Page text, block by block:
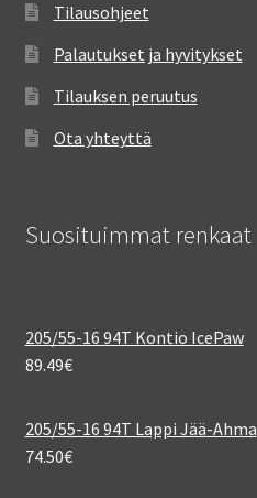
Tilausohjeet
Palautukset ja hyvitykset
Tilauksen peruutus
Ota yhteyttä
Suosituimmat renkaat
205/55-16 94T Kontio IcePaw
89.49€
205/55-16 94T Lappi Jää-Ahma
74.50€